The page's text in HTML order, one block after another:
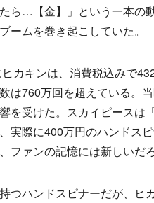
ら…【金】」という一本の
ームを巻き起こしていた。
カキンは、消費税込みで
は760万回を超えている。
を受けた。スカイピース
実際に400万円のハンドス
ファンの記憶には新しいだろ
つハンドスピナーだが、ヒ